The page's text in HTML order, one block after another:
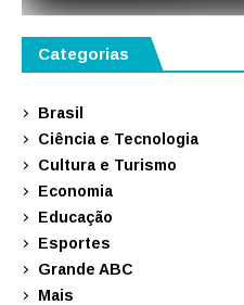
Categorias
Brasil
Ciência e Tecnologia
Cultura e Turismo
Economia
Educação
Esportes
Grande ABC
Mais